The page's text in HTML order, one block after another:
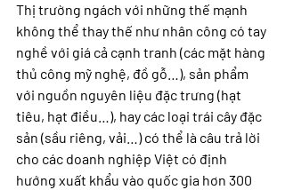
Thị trường ngách với những thế mạnh
không thể thay thế như nhân công có tay
nghề với giá cả cạnh tranh (các mặt hàng
thủ công mỹ nghệ, đồ gỗ…), sản phẩm
với nguồn nguyên liệu đặc trưng (hạt
tiêu, hạt điều…), hay các loại trái cây đặc
sản (sầu riêng, vải…) có thể là câu trả lời
cho các doanh nghiệp Việt có định
hướng xuất khẩu vào quốc gia hơn 300